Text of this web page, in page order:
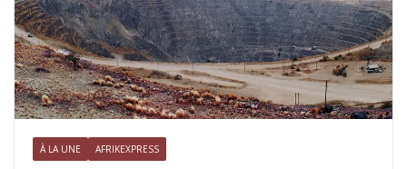
À LA UNE AFRIKEXPRESS